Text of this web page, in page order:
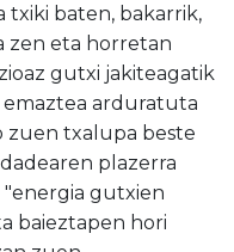
baten, bakarrik,
zen eta horretan
gutxi jakiteagatik
arduratuta
zuen txalupa beste
plazerra
"energia gutxien
baieztapen hori